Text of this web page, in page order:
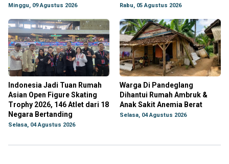
Minggu, 09 Agustus 2026 Rabu, 05 Agustus 2026
Indonesia Jadi Tuan Rumah
Asian Open Figure Skating
Trophy 2026, 146 Atlet dari 18
Negara Bertanding
Selasa, 04 Agustus 2026
Warga Di Pandeglang
Dihantui Rumah Ambruk &
Anak Sakit Anemia Berat
Selasa, 04 Agustus 2026